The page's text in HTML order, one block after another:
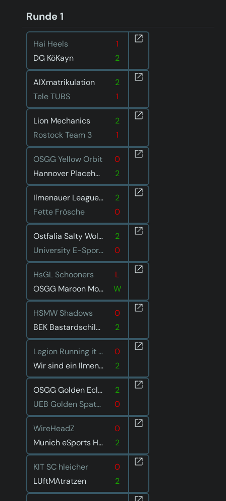
Runde 1
Hai Heels
1
DG KöKayn
2
AIXmatrikulation
2
Tele TUBS
1
Lion Mechanics
2
Rostock Team 3
1
OSGG Yellow Orbit
0
Hannover Placeholders
2
Ilmenauer Leaguen im Liegen
2
Fette Frösche
0
Ostfalia Salty Wolves
2
University E-Sport Saar 2
0
HsGL Schooners
L
OSGG Maroon Moon
W
HSMW Shadows
0
BEK Bastardschildkröten
2
Legion Running it down
0
Wir sind ein Ilmenauer Team
2
OSGG Golden Eclipse
2
UEB Golden Spatuler
0
WireHeadZ
0
Munich eSports Hungry Hedgehogs
2
KIT SC hleicher
0
LUftMAtratzen
2